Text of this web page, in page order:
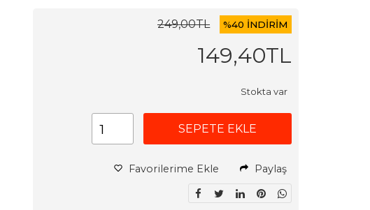
249,00TL %40 İNDİRİM
149,40TL
Stokta var
SEPETE EKLE
Favorilerime Ekle Paylaş